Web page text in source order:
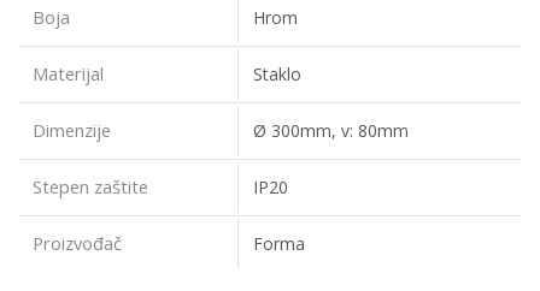
Boja Hrom
Materijal Staklo
Dimenzije Ø 300mm, v: 80mm
Stepen zaštite IP20
Proizvođač Forma